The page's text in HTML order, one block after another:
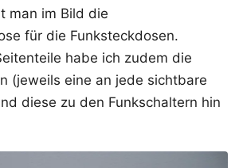
man im Bild die
für die Funksteckdosen.
habe ich zudem die
(jeweils eine an jede sichtbare
diese zu den Funkschaltern hin